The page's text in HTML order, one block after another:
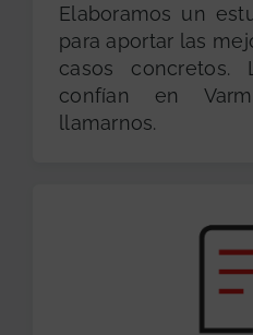
Elaboramos un
para aportar las
casos concretos.
confían en
llamarnos.